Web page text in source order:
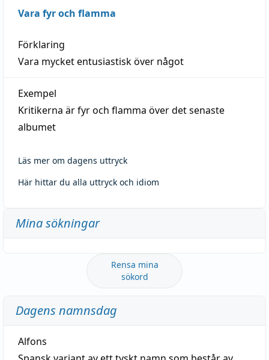
Vara fyr och flamma
Förklaring
Vara mycket entusiastisk över något
Exempel
Kritikerna är fyr och flamma över det senaste
albumet
Läs mer om dagens uttryck
Här hittar du alla uttryck och idiom
Mina sökningar
Rensa mina
sökord
Dagens namnsdag
Alfons